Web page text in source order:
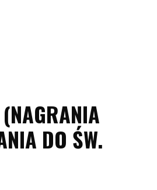
DO ŚW.